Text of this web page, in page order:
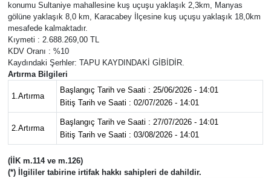
konumu Sultaniye mahallesine kuş uçuşu yaklaşık 2,3km, Manyas
gölüne yaklaşık 8,0 km, Karacabey İlçesine kuş uçuşu yaklaşık 18,0km
mesafede kalmaktadır.
Kıymeti : 2.688.269,00 TL
KDV Oranı : %10
Kaydındaki Şerhler: TAPU KAYDINDAKİ GİBİDİR.
Artırma Bilgileri
1.Artırma
Başlangıç Tarih ve Saati : 25/06/2026 - 14:01
Bitiş Tarih ve Saati : 02/07/2026 - 14:01
2.Artırma
Başlangıç Tarih ve Saati : 27/07/2026 - 14:01
Bitiş Tarih ve Saati : 03/08/2026 - 14:01
(İİK m.114 ve m.126)
(*) İlgililer tabirine irtifak hakkı sahipleri de dahildir.